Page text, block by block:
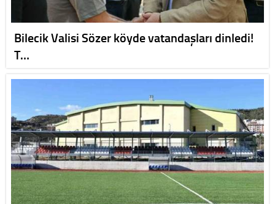
Bilecik Valisi Sözer köyde vatandaşları dinledi!
T…